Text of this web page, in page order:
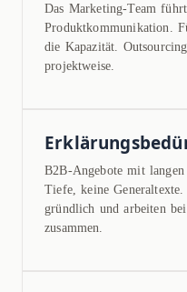
Das Marketing-Team
Produktkommunikation.
die Kapazität.
projektweise.
B2B-Angebote mit langen
Tiefe, keine
gründlich und arbeiten
zusammen.